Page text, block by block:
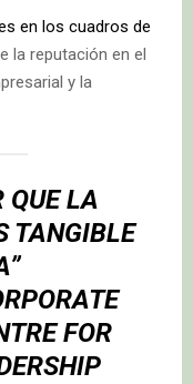
en los cuadros de
la reputación en el
y la
QUE LA
TANGIBLE
FOR